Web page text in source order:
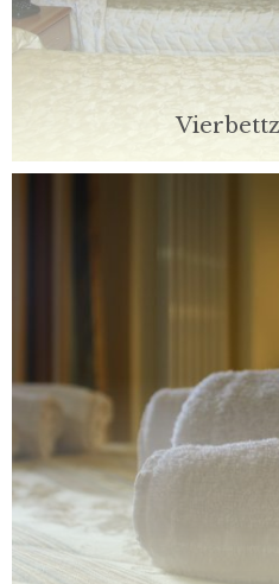
Unsere Zimmer sind für
und bieten einen Platz